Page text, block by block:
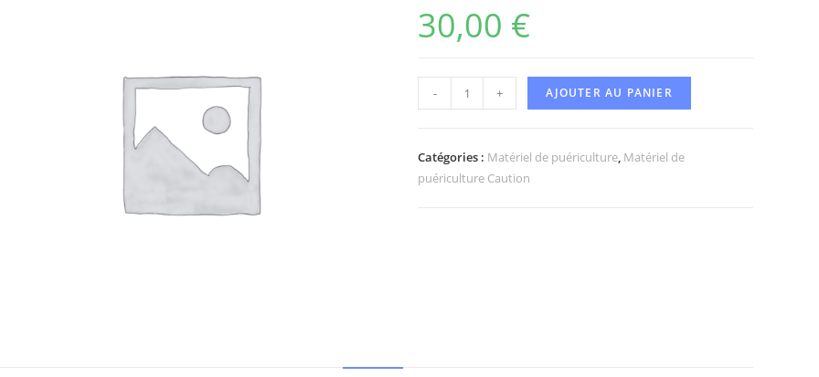
30,00 €
- + AJOUTER AU PANIER
Catégories : Matériel de puériculture, Matériel de
puériculture Caution